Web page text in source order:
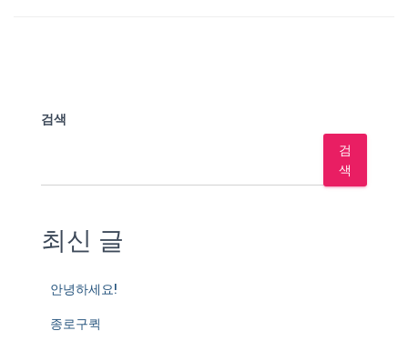
검색
검
색
최신 글
안녕하세요!
종로구퀵